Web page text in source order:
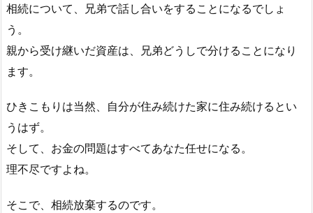
相続について、兄弟で話し合いをすることになるでしょ
う。
親から受け継いだ資産は、兄弟どうしで分けることになり
ます。
ひきこもりは当然、自分が住み続けた家に住み続けるとい
うはず。
そして、お金の問題はすべてあなた任せになる。
理不尽ですよね。
そこで、相続放棄するのです。